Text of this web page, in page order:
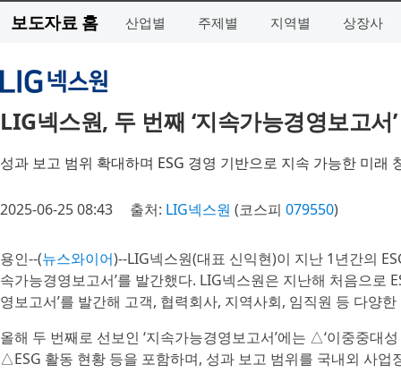
보도자료 홈 산업별 주제별 지역별 상장사
LIG넥스원, 두 번째 ‘지속가능경영보고서
성과 보고 범위 확대하며 ESG 경영 기반으로 지속 가능한 미래
2025-06-25 08:43 출처: LIG넥스원 (코스피 079550)
용인--(뉴스와이어)--LIG넥스원(대표 신익현)이 지난 1년간의
속가능경영보고서’를 발간했다. LIG넥스원은 지난해 처음으로
영보고서’를 발간해 고객, 협력회사, 지역사회, 임직원 등 다양
올해 두 번째로 선보인 ‘지속가능경영보고서’에는 △‘이중중대
△ESG 활동 현황 등을 포함하며, 성과 보고 범위를 국내외 사